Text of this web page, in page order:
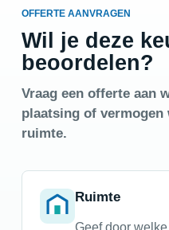
OFFERTE AANVRAGEN
Wil je deze
beoordelen?
Vraag een offerte aan
plaatsing of
ruimte.
Ruimte